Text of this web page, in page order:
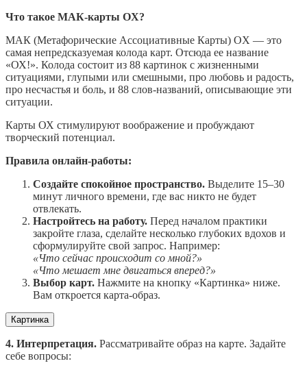
Что такое МАК-карты OХ?
МАК (Метафорические Ассоциативные Карты) OХ — это
самая непредсказуемая колода карт. Отсюда ее название
«ОХ!». Колода состоит из 88 картинок с жизненными
ситуациями, глупыми или смешными, про любовь и радость,
про несчастья и боль, и 88 слов-названий, описывающие эти
ситуации.
Карты ОХ стимулируют воображение и пробуждают
творческий потенциал.
Правила онлайн-работы:
Создайте спокойное пространство. Выделите 15–30
минут личного времени, где вас никто не будет
отвлекать.
Настройтесь на работу. Перед началом практики
закройте глаза, сделайте несколько глубоких вдохов и
сформулируйте свой запрос. Например:
«Что сейчас происходит со мной?»
«Что мешает мне двигаться вперед?»
Выбор карт. Нажмите на кнопку «Картинка» ниже.
Вам откроется карта-образ.
Картинка
4. Интерпретация. Рассматривайте образ на карте. Задайте
себе вопросы: